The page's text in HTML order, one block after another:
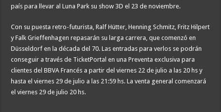
país para llevar al Luna Park su show 3D el 23 de noviembre.
Con su puesta retro-futurista, Ralf Hütter, Henning Schmitz, Fritz Hilpert
y Falk Grieffenhagen repasarán su larga carrera, que comenzó en
Düsseldorf en la década del 70. Las entradas para verlos se podrán
conseguir a través de TicketPortal en una Preventa exclusiva para
clientes del BBVA Francés a partir del viernes 22 de julio a las 20 hs y
hasta el viernes 29 de julio a las 21:59 hs. La venta general comenzará
el viernes 29 de julio 20 hs.